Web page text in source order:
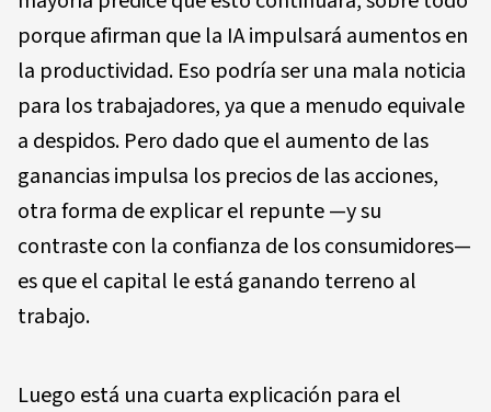
porque afirman que la IA impulsará aumentos en
la productividad. Eso podría ser una mala noticia
para los trabajadores, ya que a menudo equivale
a despidos. Pero dado que el aumento de las
ganancias impulsa los precios de las acciones,
otra forma de explicar el repunte —y su
contraste con la confianza de los consumidores—
es que el capital le está ganando terreno al
trabajo.
Luego está una cuarta explicación para el